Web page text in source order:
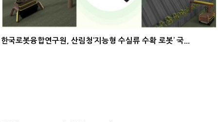
한국로봇융합연구원, 산림청‘지능형 수실류 수확 로봇’ 국...